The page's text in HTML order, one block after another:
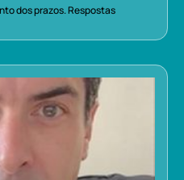
dos prazos. Respostas